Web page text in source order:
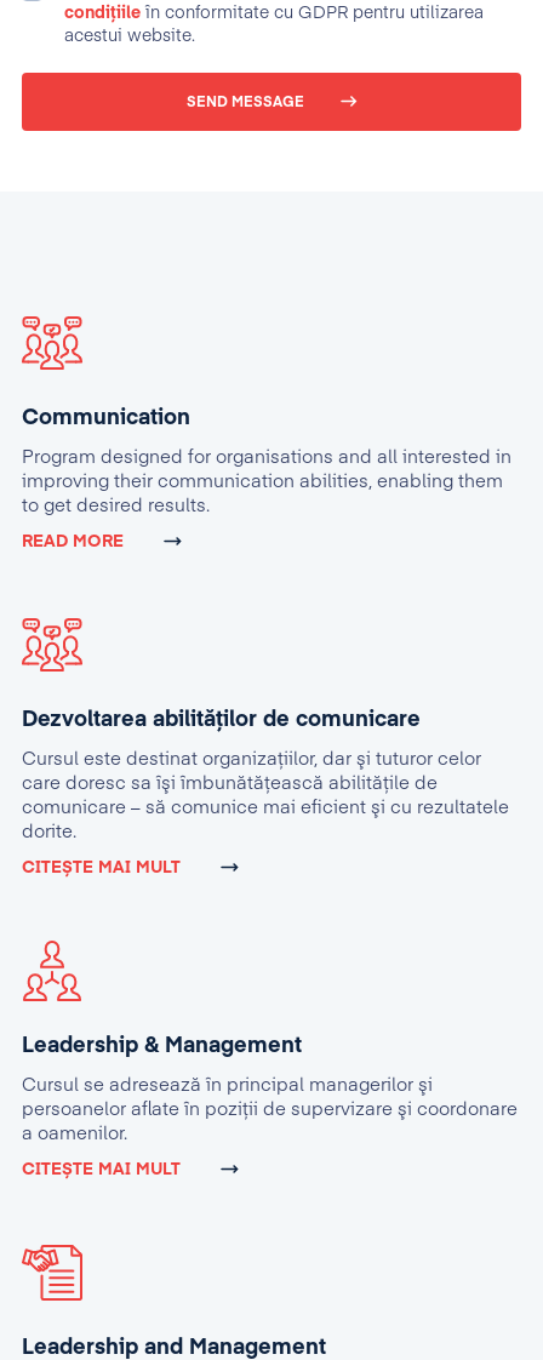
condițiile în conformitate cu GDPR pentru utilizarea
acestui website.
SEND MESSAGE
Communication
Program designed for organisations and all interested in
improving their communication abilities, enabling them
to get desired results.
READ MORE
Dezvoltarea abilităților de comunicare
Cursul este destinat organizaţiilor, dar şi tuturor celor
care doresc sa îşi îmbunătăţească abilităţile de
comunicare – să comunice mai eficient şi cu rezultatele
dorite.
CITEȘTE MAI MULT
Leadership & Management
Cursul se adresează în principal managerilor şi
persoanelor aflate în poziţii de supervizare şi coordonare
a oamenilor.
CITEȘTE MAI MULT
Leadership and Management